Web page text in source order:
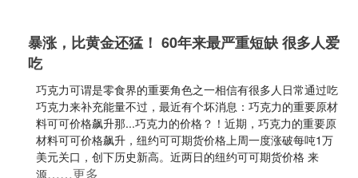
暴涨，比黄金还猛！ 60年来最严重短缺 很多人爱
吃
巧克力可谓是零食界的重要角色之一相信有很多人日常通过吃
巧克力来补充能量不过，最近有个坏消息：巧克力的重要原材
料可可价格飙升那...巧克力的价格？！近期，巧克力的重要原
材料可可价格飙升，纽约可可期货价格上周一度涨破每吨1万
美元关口，创下历史新高。近两日的纽约可可期货价格 来
源……更多